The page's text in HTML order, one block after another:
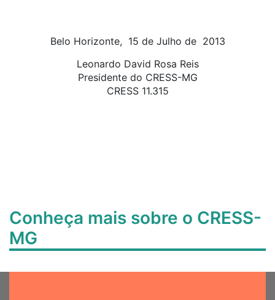
Belo Horizonte, 15 de Julho de 2013
Leonardo David Rosa Reis
Presidente do CRESS-MG
CRESS 11.315
Conheça mais sobre o CRESS-
MG